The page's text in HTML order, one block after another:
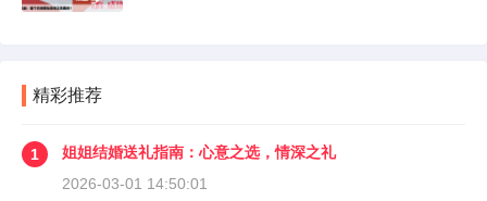
精彩推荐
1
姐姐结婚送礼指南：心意之选，情深之礼
2026-03-01 14:50:01